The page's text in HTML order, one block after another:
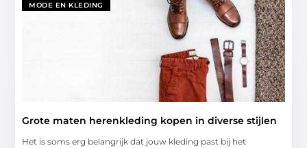
MODE EN KLEDING
Grote maten herenkleding kopen in diverse stijlen
Het is soms erg belangrijk dat jouw kleding past bij het